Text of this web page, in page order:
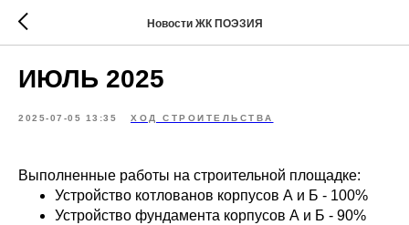
Новости ЖК ПОЭЗИЯ
ИЮЛЬ 2025
2025-07-05 13:35 ХОД СТРОИТЕЛЬСТВА
Выполненные работы на строительной площадке:
Устройство котлованов корпусов А и Б - 100%
Устройство фундамента корпусов А и Б - 90%